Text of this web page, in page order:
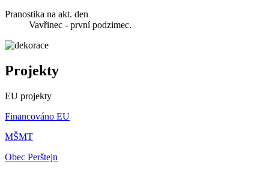
Pranostika na akt. den
Vavřinec - první podzimec.
Projekty
EU projekty
Financováno EU
MŠMT
Obec Perštejn